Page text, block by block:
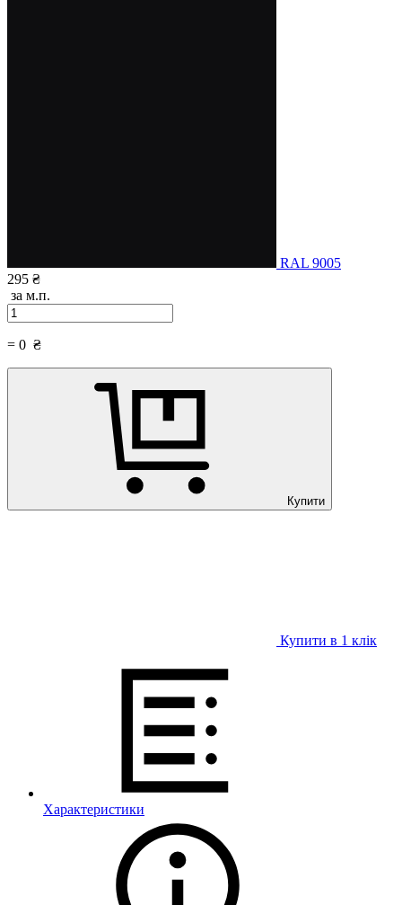
RAL 9005
295 ₴
за м.п.
= 0 ₴
Купити
Купити в 1 клiк
Характеристики